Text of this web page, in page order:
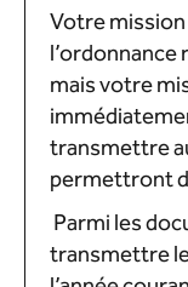
Votre
l’ordonnance
mais votre
transmettre
permettront
Parmi les
transmettre